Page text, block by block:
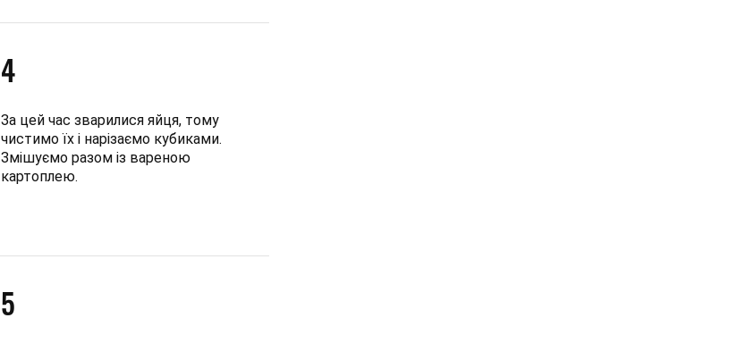
4
За цей час зварилися яйця, тому
чистимо їх і нарізаємо кубиками.
Змішуємо разом із вареною
картоплею.
5